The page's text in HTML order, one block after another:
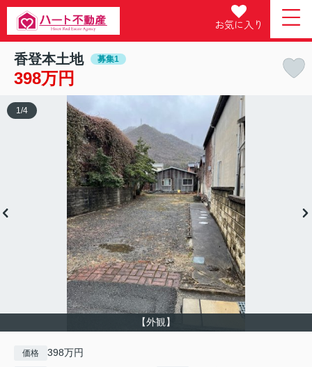
お気に入り
香登本土地 募集1
398万円
【外観】
1 /4
価格 398万円